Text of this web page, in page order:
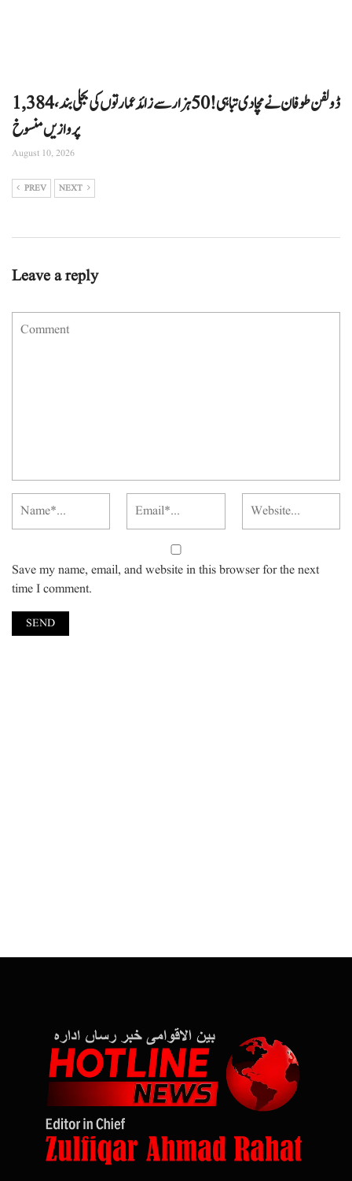
ڈولفن طوفان نے مچادی تباہی! 50 ہزار سے زائد عمارتوں کی بجلی بند، 1,384
پروازیں منسوخ
August 10, 2026
PREV NEXT
Leave a reply
Save my name, email, and website in this browser for the next
time I comment.